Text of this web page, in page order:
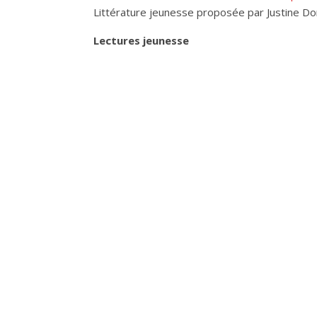
Littérature jeunesse proposée par Justine
Lectures jeunesse